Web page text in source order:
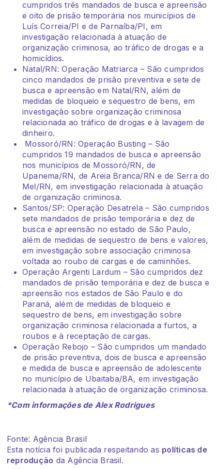
cumpridos três mandados de busca e apreensão
e oito de prisão temporária nos municípios de
Luís Correia/PI e de Parnaíba/PI, em
investigação relacionada à atuação de
organização criminosa, ao tráfico de drogas e a
homicídios.
Natal/RN: Operação Matriarca – São cumpridos
cinco mandados de prisão preventiva e sete de
busca e apreensão em Natal/RN, além de
medidas de bloqueio e sequestro de bens, em
investigação sobre organização criminosa
relacionada ao tráfico de drogas e à lavagem de
dinheiro.
Mossoró/RN: Operação Busting – São
cumpridos 19 mandados de busca e apreensão
nos municípios de Mossoró/RN, de
Upanema/RN, de Areia Branca/RN e de Serra do
Mel/RN, em investigação relacionada à atuação
de organização criminosa.
Santos/SP: Operação Desatrela – São cumpridos
sete mandados de prisão temporária e dez de
busca e apreensão no estado de São Paulo,
além de medidas de sequestro de bens e valores,
em investigação sobre associação criminosa
voltada ao roubo de cargas e de caminhões.
Operação Argenti Lardum – São cumpridos dez
mandados de prisão temporária e dez de busca e
apreensão nos estados de São Paulo e do
Paraná, além de medidas de bloqueio e
sequestro de bens, em investigação sobre
organização criminosa relacionada a furtos, a
roubos e à receptação de cargas.
Operação Rebojo – São cumpridos um mandado
de prisão preventiva, dois de busca e apreensão
e medida de busca e apreensão de adolescente
no município de Ubaitaba/BA, em investigação
relacionada à atuação de organização criminosa.
*Com informações de Alex Rodrigues
Fonte: Agência Brasil
Esta notícia foi publicada respeitando as políticas de
reprodução da Agência Brasil.